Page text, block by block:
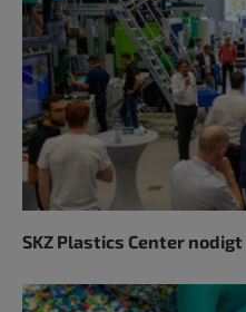
SKZ Plastics Center